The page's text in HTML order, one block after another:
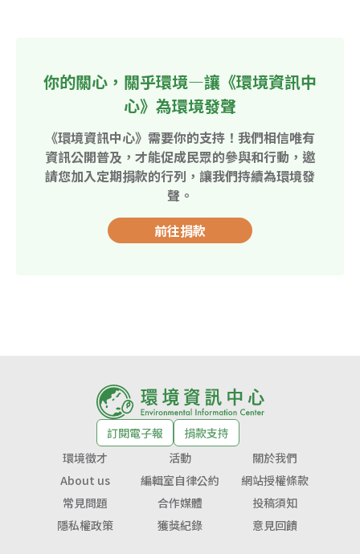
你的關心，關乎環境—讓《環境資訊中
心》為環境發聲
《環境資訊中心》需要你的支持！我們相信唯有
資訊公開普及，才能促成民眾的參與和行動，邀
請您加入定期捐款的行列，讓我們持續為環境發
聲。
前往捐款
訂閱電子報
捐款支持
環境徵才
活動
關於我們
About us
編輯室自律公約
網站授權條款
常見問題
合作媒體
投稿須知
隱私權政策
獲獎紀錄 意見回饋